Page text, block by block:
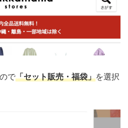
で「セット販売・福袋」を選択